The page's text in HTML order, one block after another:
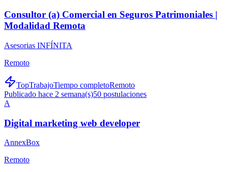
Consultor (a) Comercial en Seguros Patrimoniales |
Modalidad Remota
Asesorias INFÍNITA
Remoto
TopTrabajoTiempo completoRemoto
Publicado hace 2 semana(s)50 postulaciones
A
Digital marketing web developer
AnnexBox
Remoto